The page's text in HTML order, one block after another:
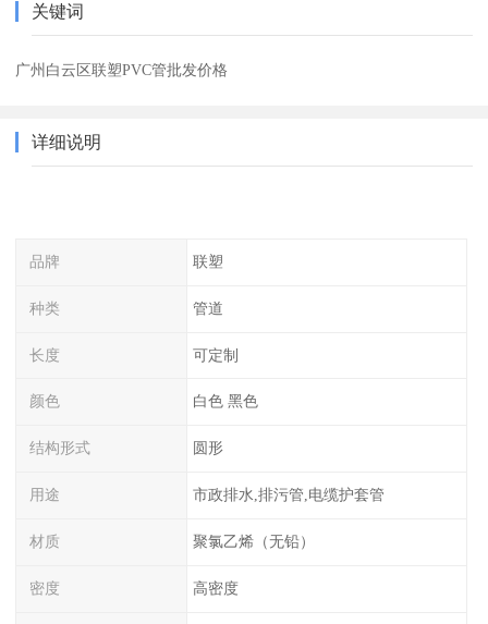
关键词
广州白云区联塑PVC管批发价格
详细说明
品牌 联塑
种类 管道
长度 可定制
颜色 白色 黑色
结构形式 圆形
用途 市政排水,排污管,电缆护套管
材质 聚氯乙烯（无铅）
密度 高密度